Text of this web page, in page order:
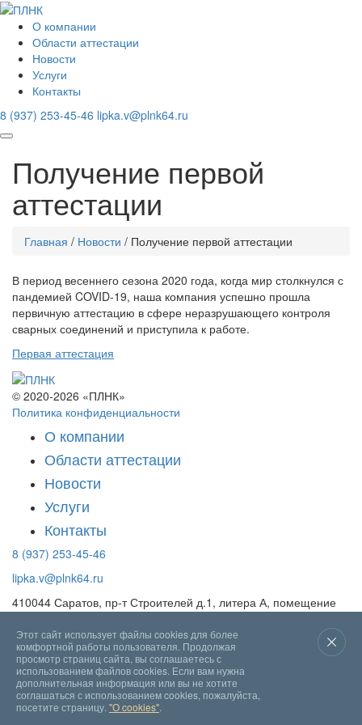
О компании
Области аттестации
Новости
Услуги
Контакты
8 (937) 253-45-46 lipka.v@plnk64.ru
Получение первой
аттестации
Главная / Новости / Получение первой аттестации
В период весеннего сезона 2020 года, когда мир столкнулся с
пандемией COVID-19, наша компания успешно прошла
первичную аттестацию в сфере неразрушающего контроля
сварных соединений и приступила к работе.
Первая аттестация
© 2020-2026 «ПЛНК»
Политика конфиденциальности
О компании
Области аттестации
Новости
Услуги
Контакты
8 (937) 253-45-46
lipka.v@plnk64.ru
410044 Саратов, пр-т Строителей д.1, литера А, помещение
Разработано в "Сайт-Креатив"
Этот сайт использует файлы cookies для более
комфортной работы пользователя. Продолжая
просмотр страниц сайта, вы соглашаетесь с
использованием файлов cookies. Если вам нужна
дополнительная информация или вы не хотите
соглашаться с использованием cookies, пожалуйста,
посетите страницу. "О cookies"